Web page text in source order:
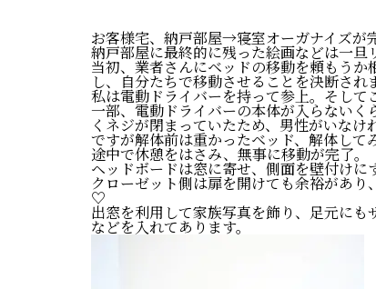
お客様宅、納戸部屋→寝室オーガナイズが
納戸部屋に最終的に残った絵画などは一旦
当初、業者さんにベッドの移動を頼もう
し、自分たちで移動させることを決断され
私は電動ドライバーを持って参上。そして
一部、電動ドライバーの本体が入らない
くネジが閉まっていたため、男性がいなけ
ですが解体前は重かったベッド、解体して
途中で休憩をはさみ、無事に移動が完了。
ヘッドボードは窓に寄せ、側面を壁付けに
クローゼット側は扉を開けても余裕があ
♡
出窓を利用して家族写真を飾り、足元に
などを入れてあります。